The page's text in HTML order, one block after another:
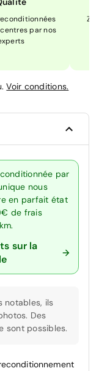
par nos
Voir conditions.
par
nous
en parfait état
de frais
sur la
notables, ils
Des
sont possibles.